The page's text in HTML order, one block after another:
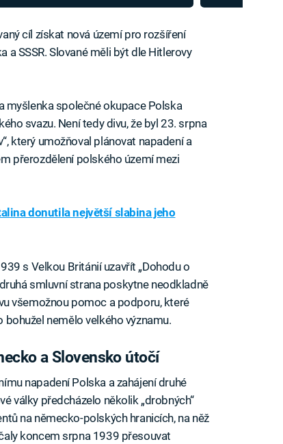
cíl získat nová území pro rozšíření
SSSR. Slované měli být dle Hitlerovy
myšlenka společné okupace Polska
svazu. Není tedy divu, že byl 23. srpna
který umožňoval plánovat napadení a
přerozdělení polského území mezi
donutila největší slabina jeho
s Velkou Británií uzavřít „Dohodu o
smluvní strana poskytne neodkladně
všemožnou pomoc a podporu, které
bohužel nemělo velkého významu.
a Slovensko útočí
napadení Polska a zahájení druhé
války předcházelo několik „drobných“
na německo-polských hranicích, na něž
koncem srpna 1939 přesouvat